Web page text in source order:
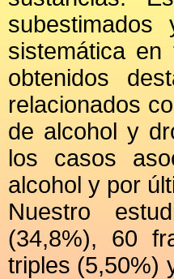
sistemática
obtenidos
relacionados
de alcohol y
los casos
alcohol y por
Nuestro
(34,8%), 60
triples (5,50%)